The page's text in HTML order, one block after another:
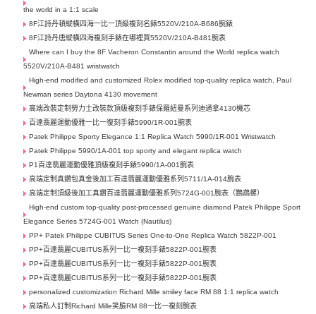
the world in a 1:1 scale
8F江詩丹頓縱橫四海一比一頂級複刻名錶5520V/210A-B686腕錶
8F江詩丹唐縱橫四海複刻手錶在哪裡買5520V/210A-B481腕表
Where can I buy the 8F Vacheron Constantin around the World replica watch
5520V/210A-B481 wristwatch
High-end modified and customized Rolex modified top-quality replica watch, Paul
Newman series Daytona 4130 movement
高端改裝定制勞力士​改裝款頂級複刻手錶保羅紐曼系列迪通拿4130機芯
百達翡麗運動優雅一比一復刻手錶5990/1R-001腕表
Patek Philippe Sporty Elegance 1:1 Replica Watch 5990/1R-001 Wristwatch
Patek Philippe 5990/1A-001 top sporty and elegant replica watch
P1百達翡麗運動優雅頂級複刻手錶5990/1A-001腕表
高端定制真鑽包真金後加工百達翡麗運動優雅系列5711/1A-014腕表
高端定制頂級後加工真鑽百達翡麗運動優雅系列5724G-001腕表（鸚鵡螺）
High-end custom top-quality post-processed genuine diamond Patek Philippe Sport
Elegance Series 5724G-001 Watch (Nautilus)
PP+ Patek Philippe CUBITUS Series One-to-One Replica Watch 5822P-001
PP+百達翡麗CUBITUS系列一比一複刻手錶5822P-001腕表
PP+百達翡麗CUBITUS系列一比一複刻手錶5822P-001腕表
PP+百達翡麗CUBITUS系列一比一複刻手錶5822P-001腕表
personalized customization Richard Mille smiley face RM 88 1:1 replica watch
高端私人訂制Richard Mille笑臉RM 88一比一複刻腕表